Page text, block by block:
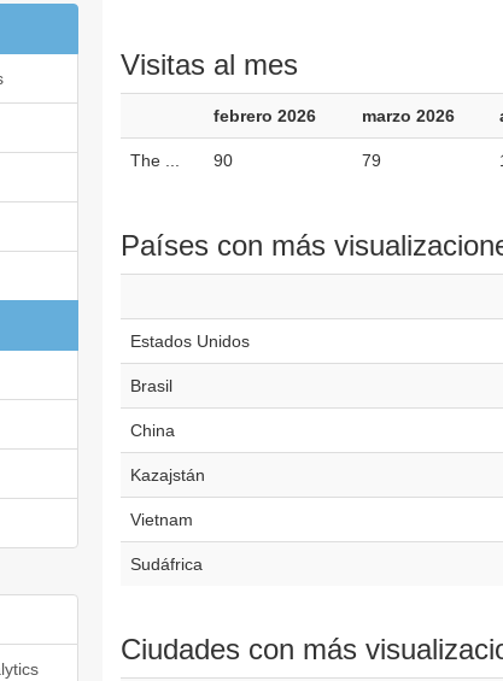
Visitas al mes
febrero 2026 marzo 2026
The ... 90 79
Países con más
Estados Unidos
Brasil
China
Kazajstán
Vietnam
Sudáfrica
Ciudades con más